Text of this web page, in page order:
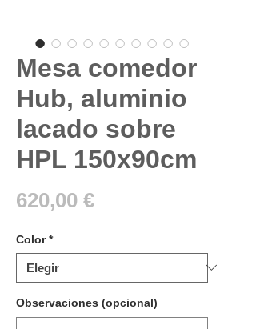
Mesa comedor
Hub, aluminio
lacado sobre
HPL 150x90cm
620,00 €Precio
Color *
Observaciones (opcional)